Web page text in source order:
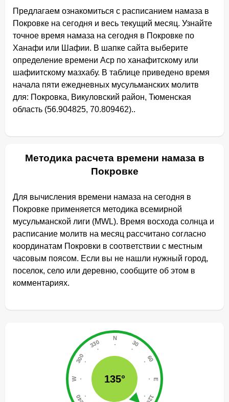
Предлагаем ознакомиться с расписанием намаза в
Покровке на сегодня и весь текущий месяц. Узнайте
точное время намаза на сегодня в Покровке по
Ханафи или Шафии. В шапке сайта выберите
определение времени Аср по ханафитскому или
шафиитскому мазхабу. В таблице приведено время
начала пяти ежедневных мусульманских молитв
для: Покровка, Викуловский район, Тюменская
область (56.904825, 70.809462)..
Методика расчета времени намаза в
Покровке
Для вычисления времени намаза на сегодня в
Покровке применяется методика всемирной
мусульманской лиги (MWL). Время восхода солнца и
расписание молитв на месяц рассчитано согласно
координатам Покровки в соответствии с местным
часовым поясом. Если вы не нашли нужный город,
поселок, село или деревню, сообщите об этом в
комментариях.
135°